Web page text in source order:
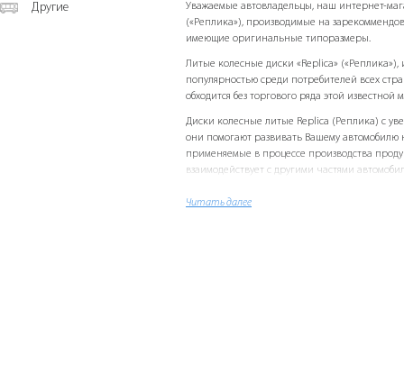
Другие
Уважаемые автовладельцы, наш интернет-
(«Реплика»), производимые на
имеющие оригинальные типоразмеры.
Литые колесные диски «Replicа»
популярностью среди потребителей всех
обходится без торгового ряда этой известной
Диски колесные литые Replicа (Реплика) с
они помогают развивать Вашему автомобилю
применяемые в процессе производства
взаимодействует с другими частями
Читать далее